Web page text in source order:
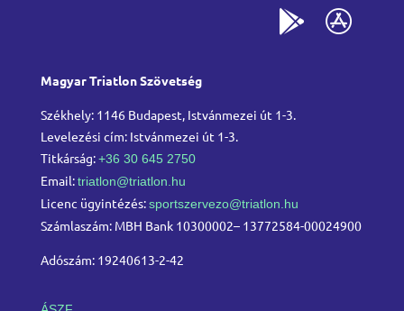
Magyar Triatlon Szövetség
Székhely: 1146 Budapest, Istvánmezei út 1-3.
Levelezési cím: Istvánmezei út 1-3.
Titkárság:+36 30 645 2750
Email:triatlon@triatlon.hu
Licenc ügyintézés:sportszervezo@triatlon.hu
Számlaszám: MBH Bank 10300002– 13772584-00024900
Adószám: 19240613-2-42